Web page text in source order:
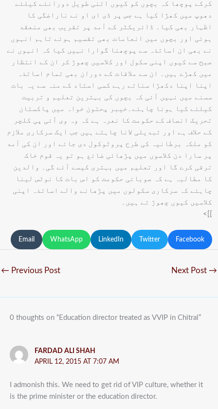
کرکے پوچھا کہ بچوں کو کیوں اتنی طویل دورانئے کیلئے
دھوپ میں کھڑا کیا ہے جس پر ڈی ای او نے ناراضگی کا
اظہار بھی کیا۔ ڈائریکٹر کے آمد پر تقریب بھی منعقد
ہوئی اور بچوں میں انعامات بھی تقسیم ہوئے تاہم انہوں
نے بھی ان اساتذہ سے پوچھنا گوارا نہیں کیا کہ انہوں نے
صبح سے کیوں اپنی سکول اور کلاسیں چھوڑ کر ان کے انتظار
میں کھڑے ہیں۔ ان سے ملاقات کے دوران بھی تمام اساتذہ
اپنا اپنا دکھڑا سناتے رہے کسی استاد کے منہ سے یہ بات
سسنے میں نہیں آئی کہ بچوں کی بہترین تعلیم و تربیت
کیلئے کیا ہونا چاہئے۔خیبر پحتون خواہ میں پاکستان
تحریک انصاف کے حکومت کا نعرہ ہے کہ وہ وی آئی پی کلچر
کے حلاف ہے اور تبدیلی لانا چاہتے ہیں جب ایک سرکاری ملازم
کو ملکہ برطانیہ کی طرح پروٹوکول دی جائے اور ان کی آمد
پر سارا دن کلاسوں میں پڑھائی ضائع ہو تو یہ قوم خاک
ترقی کرے گا اور تعلیم میں بہتری کیسے آئے گی۔ والدین
کا مطالبہ ہے کہ صوبائی حکومت کو اس بات کا نوٹس لینا
چاہئے کہ سرکاری سکولوں میں پڑھانے والے اساتذہ اپنی
کلاسیں کیوں چھوڑ تے ہیں۔
]]>
Facebook
Twitter
LinkedIn
WhatsApp
Email
← Previous Post Next Post →
0 thoughts on “Education director treated as VVIP in Chitral”
FARDAD ALI SHAH
APRIL 12, 2015 AT 7:07 AM
I admonish this. We need to get rid of VIP culture, whether it
is the prime minister or the education director.